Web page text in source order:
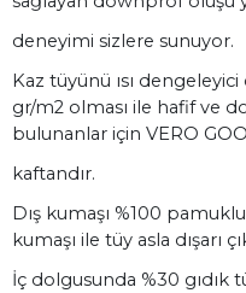
deneyimi sizlere sunuyor.
Kaz tüyünü ısı
gr/m2 olması ile hafif ve
bulunanlar için VERO
kaftandır.
Dış kumaşı %100
kumaşı ile tüy asla dışarı
İç dolgusunda %30 gıdık